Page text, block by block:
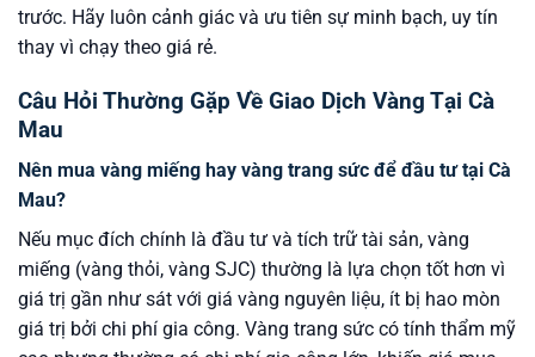
trước. Hãy luôn cảnh giác và ưu tiên sự minh bạch, uy tín
thay vì chạy theo giá rẻ.
Câu Hỏi Thường Gặp Về Giao Dịch Vàng Tại Cà
Mau
Nên mua vàng miếng hay vàng trang sức để đầu tư tại Cà
Mau?
Nếu mục đích chính là đầu tư và tích trữ tài sản, vàng
miếng (vàng thỏi, vàng SJC) thường là lựa chọn tốt hơn vì
giá trị gần như sát với giá vàng nguyên liệu, ít bị hao mòn
giá trị bởi chi phí gia công. Vàng trang sức có tính thẩm mỹ